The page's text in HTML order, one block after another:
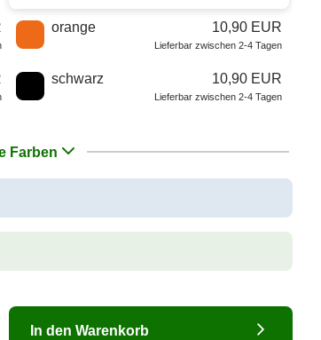
orange 10,90 EUR
Lieferbar zwischen 2-4 Tagen
schwarz 10,90 EUR
Lieferbar zwischen 2-4 Tagen
Farben
In den Warenkorb